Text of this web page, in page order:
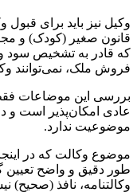
وکیل نیز باید برای
قانون صغیر (کودک) و
که قادر به تشخیص سود و
فروش ملک، نمی‌توانند
بررسی این موضاعات
عادی امکان‌پذیر است
موضوعیت ندارد.
موضوع وکالت که در
طور دقیق و واضح تعیین
وکالتنامه، نافذ